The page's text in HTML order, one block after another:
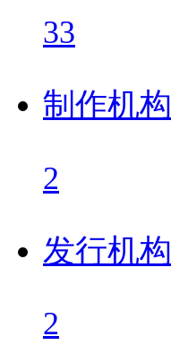
33
制作机构
2
发行机构
2